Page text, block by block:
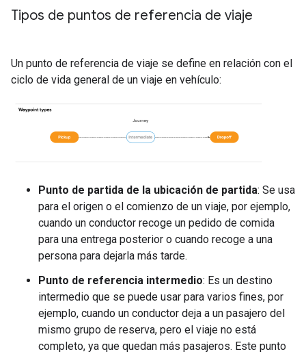
Tipos de puntos de referencia de viaje
Un punto de referencia de viaje se define en relación con el
ciclo de vida general de un viaje en vehículo:
Punto de partida de la ubicación de partida: Se usa
para el origen o el comienzo de un viaje, por ejemplo,
cuando un conductor recoge un pedido de comida
para una entrega posterior o cuando recoge a una
persona para dejarla más tarde.
Punto de referencia intermedio: Es un destino
intermedio que se puede usar para varios fines, por
ejemplo, cuando un conductor deja a un pasajero del
mismo grupo de reserva, pero el viaje no está
completo, ya que quedan más pasajeros. Este punto